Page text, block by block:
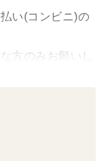
い(コンビニ)の
方のみお願いし
合があります。